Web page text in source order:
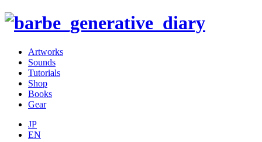
Artworks
Sounds
Tutorials
Shop
Books
Gear
JP
EN